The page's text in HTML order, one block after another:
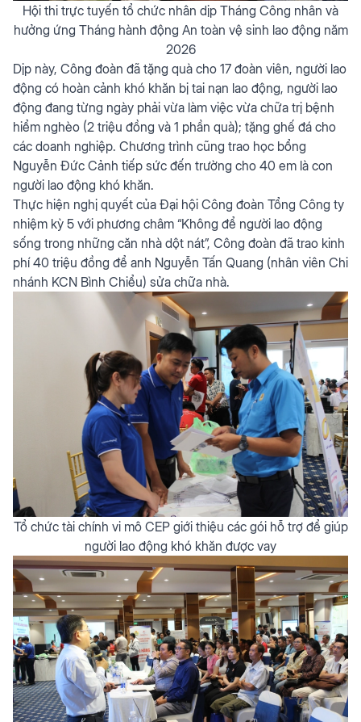
Hội thi trực tuyến tổ chức nhân dịp Tháng Công nhân và
hưởng ứng Tháng hành động An toàn vệ sinh lao động năm
2026
Dịp này, Công đoàn đã tặng quà cho 17 đoàn viên, người lao
động có hoàn cảnh khó khăn bị tai nạn lao động, người lao
động đang từng ngày phải vừa làm việc vừa chữa trị bệnh
hiểm nghèo (2 triệu đồng và 1 phần quà); tặng ghế đá cho
các doanh nghiệp. Chương trình cũng trao học bổng
Nguyễn Đức Cảnh tiếp sức đến trường cho 40 em là con
người lao động khó khăn.
Thực hiện nghị quyết của Đại hội Công đoàn Tổng Công ty
nhiệm kỳ 5 với phương châm “Không để người lao động
sống trong những căn nhà dột nát”, Công đoàn đã trao kinh
phí 40 triệu đồng để anh Nguyễn Tấn Quang (nhân viên Chi
nhánh KCN Bình Chiểu) sửa chữa nhà.
Tổ chức tài chính vi mô CEP giới thiệu các gói hỗ trợ để giúp
người lao động khó khăn được vay